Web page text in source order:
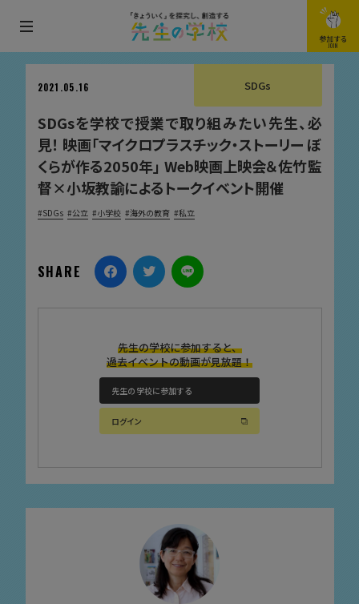
メ
参加する
JOIN
2021.05.16 SDGs
SDGsを学校で授業で取り組みたい先生、必
見！ 映画「マイクロプラスチック・ストーリー ぼ
くらが作る2050年」 Web映画上映会＆佐竹監
督×小坂教諭によるトークイベント開催
SDGs 公立 小学校 海外の教育 私立
SHARE
先生の学校に参加すると、
過去イベントの動画が見放題！
先生の学校に参加する
ログイン